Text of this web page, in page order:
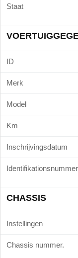
Staat
ID
Merk
Model
Km
Inschrijvingsdatum
Identifikationsnummer
CHASSIS
Instellingen
Chassis nummer.